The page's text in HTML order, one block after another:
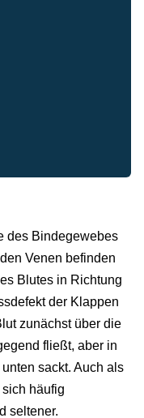
des Bindegewebes
Venen befinden
Blutes in Richtung
der Klappen
zunächst über die
fließt, aber in
sackt. Auch als
häufig
seltener.